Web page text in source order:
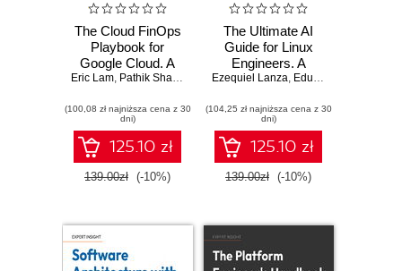
The Cloud FinOps
Playbook for
Google Cloud. A
practical guide to
scale Cloud
FinOps
Eric Lam, Pathik Sharma Bruce Warner
(100,08 zł najniższa cena z 30
dni)
125.10 zł
139.00zł (-10%)
The Ultimate AI
Guide for Linux
Engineers. A
practical guide to
LLMs, and
Automation in
Linux
environments
Ezequiel Lanza, Eduardo Spotti
(104,25 zł najniższa cena z 30
dni)
125.10 zł
139.00zł (-10%)